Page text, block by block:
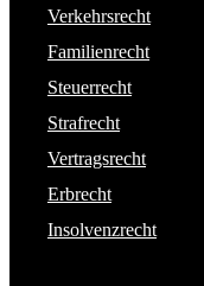
Verkehrsrecht
Familienrecht
Steuerrecht
Strafrecht
Vertragsrecht
Erbrecht
Insolvenzrecht